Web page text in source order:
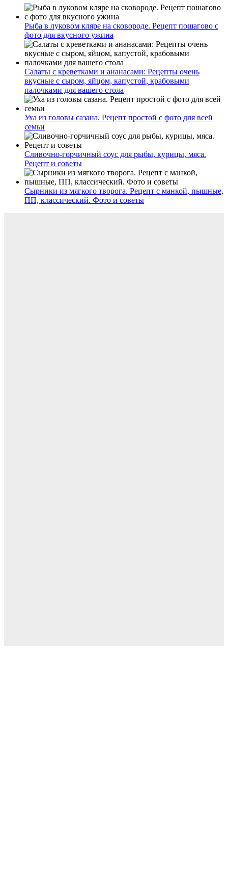
Рыба в луковом кляре на сковороде. Рецепт пошагово с
фото для вкусного ужина
Салаты с креветками и ананасами: Рецепты очень
вкусные с сыром, яйцом, капустой, крабовыми
палочками для вашего стола
Уха из головы сазана. Рецепт простой с фото для всей
семьи
Сливочно-горчичный соус для рыбы, курицы, мяса.
Рецепт и советы
Сырники из мягкого творога. Рецепт с манкой, пышные,
ПП, классический. Фото и советы